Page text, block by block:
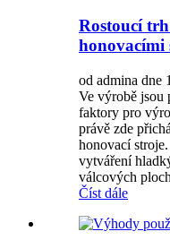
Rostoucí
honovacími
od admina dne
Ve výrobě jsou
faktory pro
právě zde
honovací
vytváření
válcových
Číst dále